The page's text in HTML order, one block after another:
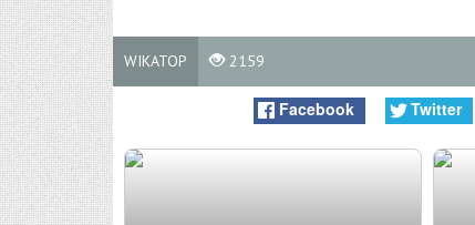
WIKATOP 2159
Facebook Twitter